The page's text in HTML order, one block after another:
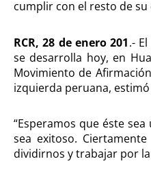
cumplir con el resto de su
RCR, 28 de enero 201.-
se desarrolla hoy, en
Movimiento de
izquierda peruana,
“Esperamos que éste
sea exitoso.
dividirnos y trabajar por